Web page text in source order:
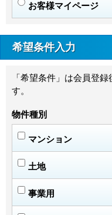
お客様マイページ
希望条件入力
「希望条件」は会員登
す。
物件種別
マンション
土地
事業用